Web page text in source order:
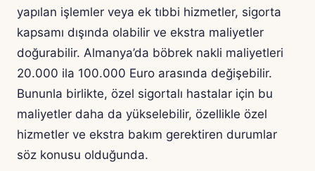
yapılan işlemler veya ek tıbbi hizmetler, sigorta
kapsamı dışında olabilir ve ekstra maliyetler
doğurabilir. Almanya’da böbrek nakli maliyetleri
20.000 ila 100.000 Euro arasında değişebilir.
Bununla birlikte, özel sigortalı hastalar için bu
maliyetler daha da yükselebilir, özellikle özel
hizmetler ve ekstra bakım gerektiren durumlar
söz konusu olduğunda.